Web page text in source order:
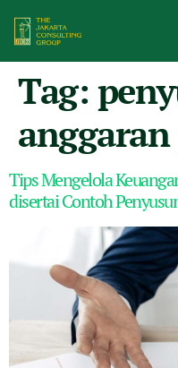
Tag:
Tips Mengelola
disertai Contoh